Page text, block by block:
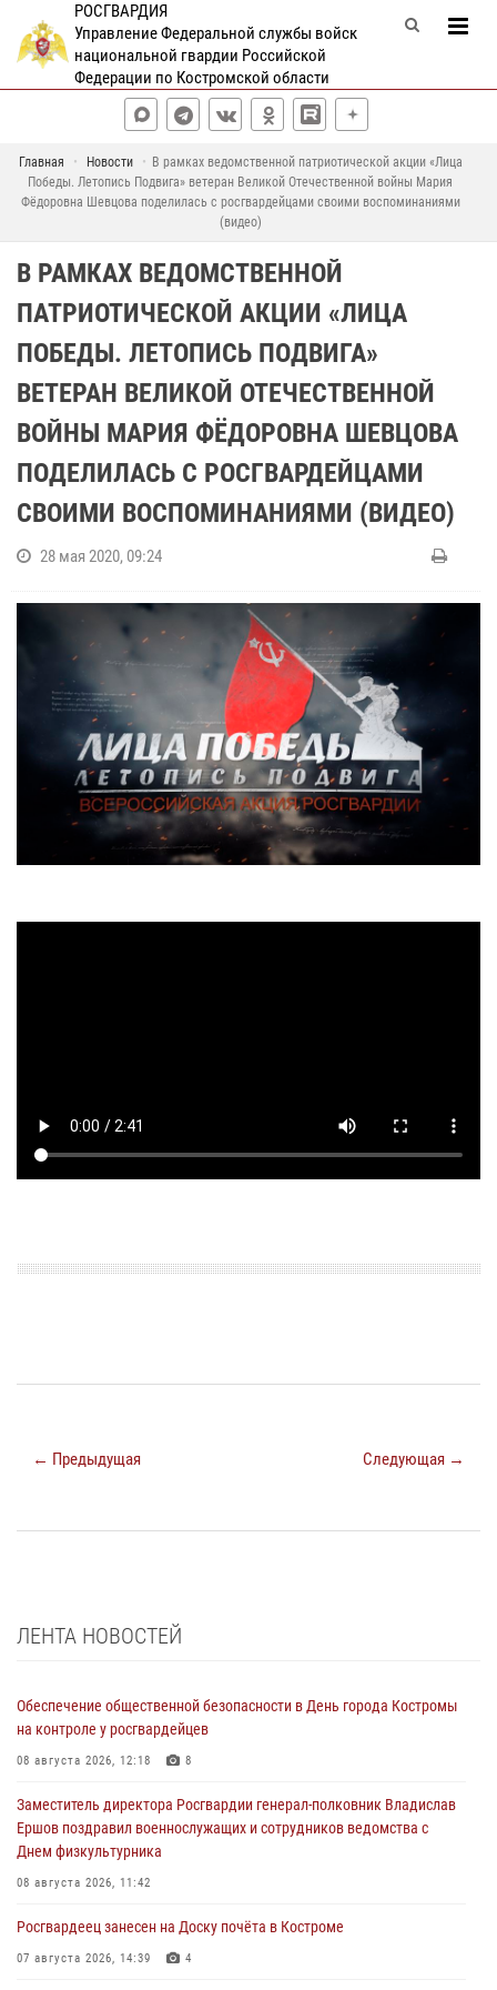
РОСГВАРДИЯ
Управление Федеральной службы войск
национальной гвардии Российской
Федерации по Костромской области
Главная Новости
В рамках ведомственной патриотической акции «Лица
Победы. Летопись Подвига» ветеран Великой Отечественной войны Мария
Фёдоровна Шевцова поделилась с росгвардейцами своими воспоминаниями
(видео)
В РАМКАХ ВЕДОМСТВЕННОЙ
ПАТРИОТИЧЕСКОЙ АКЦИИ «ЛИЦА
ПОБЕДЫ. ЛЕТОПИСЬ ПОДВИГА»
ВЕТЕРАН ВЕЛИКОЙ ОТЕЧЕСТВЕННОЙ
ВОЙНЫ МАРИЯ ФЁДОРОВНА ШЕВЦОВА
ПОДЕЛИЛАСЬ С РОСГВАРДЕЙЦАМИ
СВОИМИ ВОСПОМИНАНИЯМИ (ВИДЕО)
28 мая 2020, 09:24
← Предыдущая Следующая →
ЛЕНТА НОВОСТЕЙ
Обеспечение общественной безопасности в День города Костромы
на контроле у росгвардейцев
08 августа 2026, 12:18 8
Заместитель директора Росгвардии генерал-полковник Владислав
Ершов поздравил военнослужащих и сотрудников ведомства с
Днем физкультурника
08 августа 2026, 11:42
Росгвардеец занесен на Доску почёта в Костроме
07 августа 2026, 14:39 4